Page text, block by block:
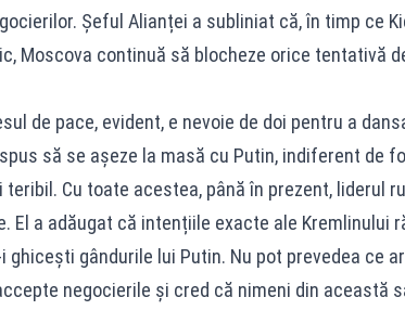
Șeful Alianței a subliniat că, în timp ce
Moscova continuă să blocheze orice tentativă
de pace, evident, e nevoie de doi pentru a
să se așeze la masă cu Putin, indiferent de
Cu toate acestea, până în prezent, liderul
El a adăugat că intențiile exacte ale Kremlinului
ghicești gândurile lui Putin. Nu pot prevedea ce
negocierile și cred că nimeni din această